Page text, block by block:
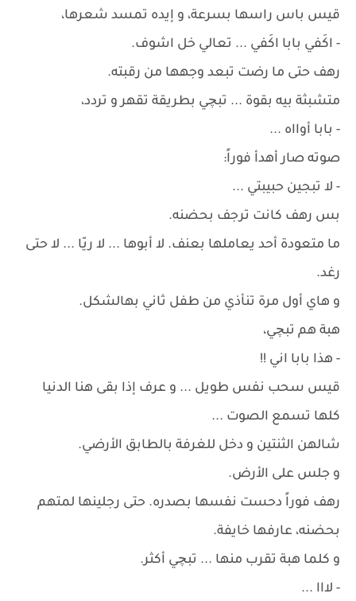
قيس باس راسها بسرعة، و إيده تمسد شعرها،
- اكَفي بابا اكَفي ... تعالي خل اشوف.
رهف حتى ما رضت تبعد وجهها من رقبته.
متشبثة بيه بقوة ... تبچي بطريقة تقهر و تردد،
- بابا أوااه ...
صوته صار أهدأ فوراً:
- لا تبجين حبيبتي ...
بس رهف كانت ترجف بحضنه.
ما متعودة أحد يعاملها بعنف. لا أبوها ... لا ريّا ... لا حتى
رغد.
و هاي أول مرة تنأذي من طفل ثاني بهالشكل.
هبة هم تبچي،
- هذا بابا اني !!
قيس سحب نفس طويل ... و عرف إذا بقى هنا الدنيا
كلها تسمع الصوت ...
شالهن الثنتين و دخل للغرفة بالطابق الأرضي.
و جلس على الأرض.
رهف فوراً دحست نفسها بصدره. حتى رجلينها لمتهم
بحضنه، عارفها خايفة.
و كلما هبة تقرب منها ... تبچي أكثر.
- لااا ...